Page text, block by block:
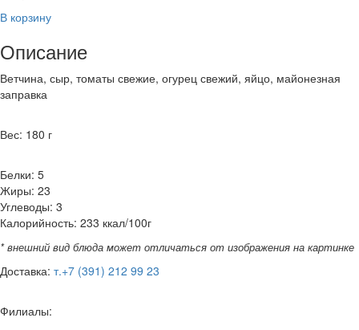
В корзину
Описание
Ветчина, сыр, томаты свежие, огурец свежий, яйцо, майонезная
заправка
Вес: 180 г
Белки: 5
Жиры: 23
Углеводы: 3
Калорийность: 233 ккал/100г
* внешний вид блюда может отличаться от изображения на картинке
Доставка: т.+7 (391) 212 99 23
Филиалы: